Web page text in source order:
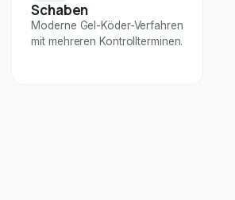
Schaben
Moderne Gel-Köder-Verfahren
mit mehreren Kontrollterminen.